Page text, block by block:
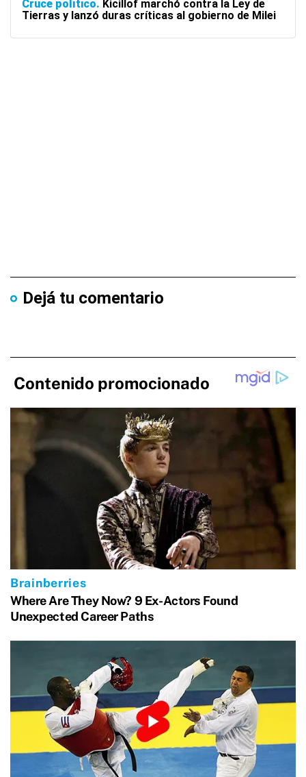
Cruce político
Kicillof marchó contra la Ley de
Tierras y lanzó duras críticas al gobierno de Milei
Dejá tu comentario